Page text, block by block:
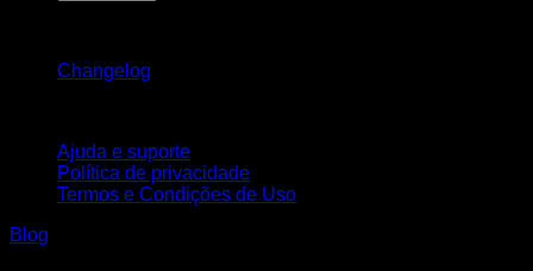
Changelog
Ajuda e suporte
Política de privacidade
Termos e Condições de Uso
Blog